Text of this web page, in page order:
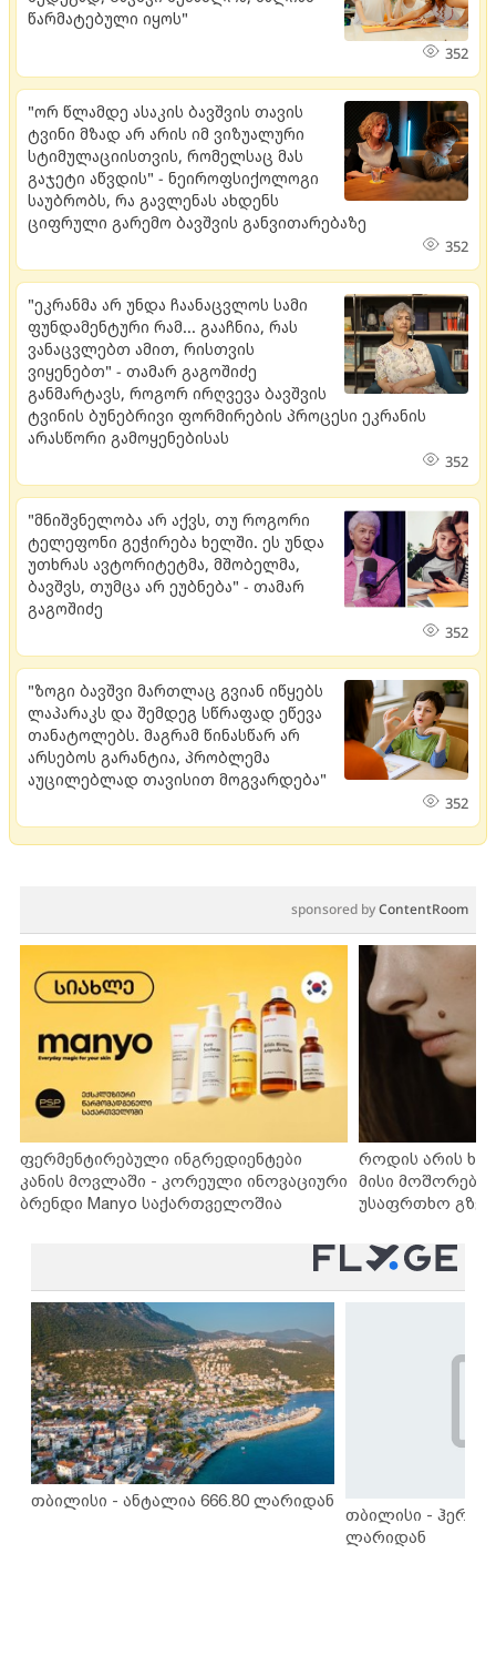
წარმატებული იყოს"
352
"ორ წლამდე ასაკის ბავშვის თავის
ტვინი მზად არ არის იმ ვიზუალური
სტიმულაციისთვის, რომელსაც მას
გაჯეტი აწვდის" - ნეიროფსიქოლოგი
საუბრობს, რა გავლენას ახდენს
ციფრული გარემო ბავშვის განვითარებაზე
352
"ეკრანმა არ უნდა ჩაანაცვლოს სამი
ფუნდამენტური რამ... გააჩნია, რას
ვანაცვლებთ ამით, რისთვის
ვიყენებთ" - თამარ გაგოშიძე
განმარტავს, როგორ ირღვევა ბავშვის
ტვინის ბუნებრივი ფორმირების პროცესი ეკრანის
არასწორი გამოყენებისას
352
"მნიშვნელობა არ აქვს, თუ როგორი
ტელეფონი გეჭირება ხელში. ​ეს უნდა
უთხრას ავტორიტეტმა, მშობელმა,
ბავშვს, თუმცა არ ეუბნება" - თამარ
გაგოშიძე
352
"ზოგი ბავშვი მართლაც გვიან იწყებს
ლაპარაკს და შემდეგ სწრაფად ეწევა
თანატოლებს. მაგრამ წინასწარ არ
არსებოს გარანტია, პრობლემა
აუცილებლად თავისით მოგვარდება"
352
sponsored byContentRoom
ფერმენტირებული ინგრედიენტები
კანის მოვლაში - კორეული ინოვაციური
ბრენდი Manyo საქართველოშია
როდის არის
მისი
უსაფრთხო
თბილისი - ანტალია 666.80 ლარიდან
თბილისი -
ლარიდან